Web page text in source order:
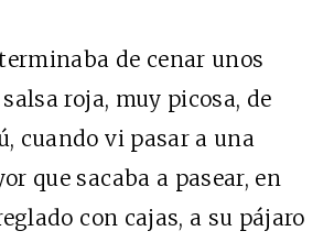
de cenar unos
roja, muy picosa, de
cuando vi pasar a una
que sacaba a pasear, en
con cajas, a su pájaro